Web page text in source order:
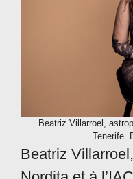
Beatriz Villarroel,
Tenerife.
Beatriz